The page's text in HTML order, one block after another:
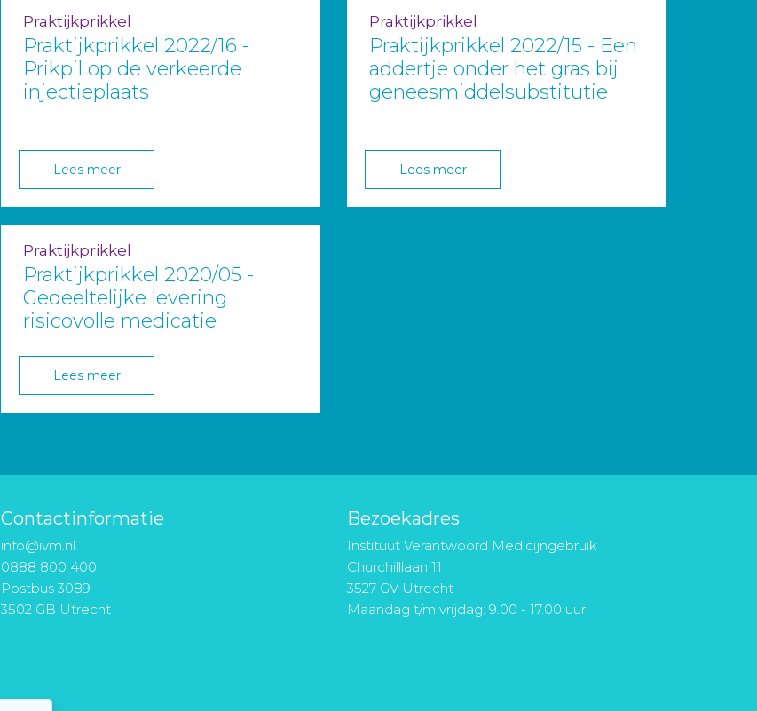
Praktijkprikkel
Praktijkprikkel 2022/16 -
Prikpil op de verkeerde
injectieplaats
Lees meer
Praktijkprikkel
Praktijkprikkel 2022/15 - Een
addertje onder het gras bij
geneesmiddelsubstitutie
Lees meer
Praktijkprikkel
Praktijkprikkel 2020/05 -
Gedeeltelijke levering
risicovolle medicatie
Lees meer
Contactinformatie
info@ivm.nl
0888 800 400
Postbus 3089
3502 GB Utrecht
Bezoekadres
Instituut Verantwoord Medicijngebruik
Churchilllaan 11
3527 GV Utrecht
Maandag t/m vrijdag: 9.00 - 17.00 uur